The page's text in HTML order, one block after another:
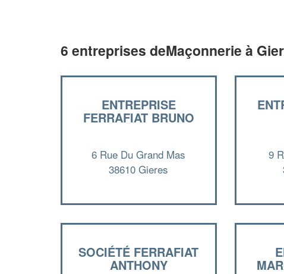
6 entreprises deMaçonnerie à
ENTREPRISE
FERRAFIAT BRUNO
6 Rue Du Grand Mas
38610 Gieres
9
SOCIÉTÉ FERRAFIAT
ANTHONY